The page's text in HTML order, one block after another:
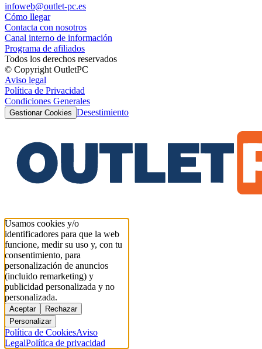
infoweb@outlet-pc.es
Cómo llegar
Contacta con nosotros
Canal interno de información
Programa de afiliados
Todos los derechos reservados
© Copyright OutletPC
Aviso legal
Política de Privacidad
Condiciones Generales
Gestionar Cookies Desestimiento
Usamos cookies y/o
identificadores para que la web
funcione, medir su uso y, con tu
consentimiento, para
personalización de anuncios
(incluido remarketing) y
publicidad personalizada y no
personalizada.
Aceptar
Rechazar
Personalizar
Política de CookiesAviso
LegalPolítica de privacidad